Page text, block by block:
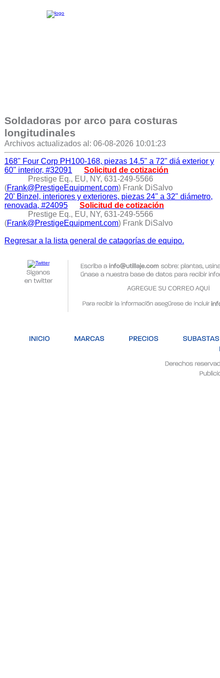
Soldadoras por arco para costuras
longitudinales
Archivos actualizados al: 06-08-2026 10:01:23
168" Four Corp PH100-168, piezas 14.5" a 72" diá exterior y
60" interior, #32091
Solicitud de cotización
Prestige Eq., EU, NY, 631-249-5566
(Frank@PrestigeEquipment.com) Frank DiSalvo
20' Binzel, interiores y exteriores, piezas 24" a 32" diámetro,
renovada, #24095
Solicitud de cotización
Prestige Eq., EU, NY, 631-249-5566
(Frank@PrestigeEquipment.com) Frank DiSalvo
Regresar a la lista general de catagorías de equipo.